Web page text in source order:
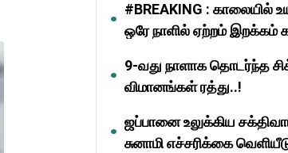
#BREAKING : காலையில்
ஒரே நாளில் ஏற்றம்
9-வது நாளாக தொடர்ந்த
விமானங்கள் ரத்து..!
ஜப்பானை உலுக்கிய
சுனாமி எச்சரிக்கை